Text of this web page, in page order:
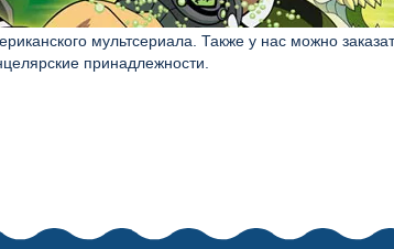
мультсериала. Также у нас можно
принадлежности.